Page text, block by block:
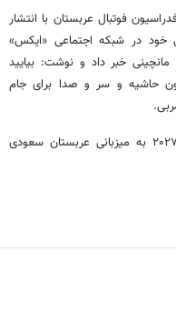
فوتبال عربستان با انتشار
خود در شبکه اجتماعی «ایکس»
مانچینی خبر داد و نوشت: بیایید
حاشیه و سر و صدا برای جام
نوزدهمین دوره جام ملت‌های آسیا در سال ۲۰۲۷ به میزبانی عربستان سعودی